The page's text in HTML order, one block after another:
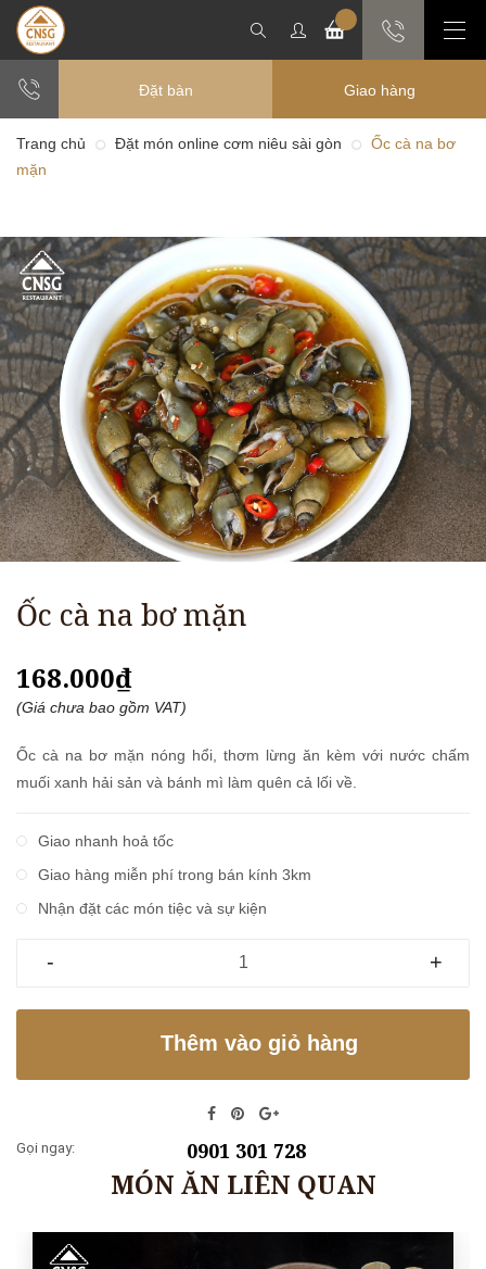
Đặt bàn Giao hàng
Trang chủ Đặt món online cơm niêu sài gòn
Ốc cà na bơ
mặn
Ốc cà na bơ mặn
168.000₫
(Giá chưa bao gồm VAT)
Ốc cà na bơ mặn nóng hổi, thơm lừng ăn kèm với nước chấm
muối xanh hải sản và bánh mì làm quên cả lối về.
Giao nhanh hoả tốc
Giao hàng miễn phí trong bán kính 3km
Nhận đặt các món tiệc và sự kiện
- +
Thêm vào giỏ hàng
Gọi ngay: 0901 301 728
MÓN ĂN LIÊN QUAN